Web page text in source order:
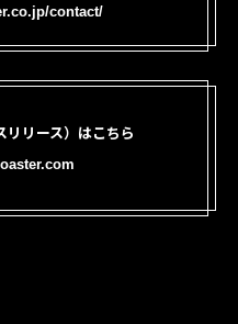
contact/
リリース）はこちら